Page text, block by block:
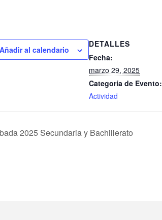
Añadir al calendario
DETALLES
Fecha:
marzo 29, 2025
Categoría de Evento:
Actividad
2025 Secundaria y Bachillerato